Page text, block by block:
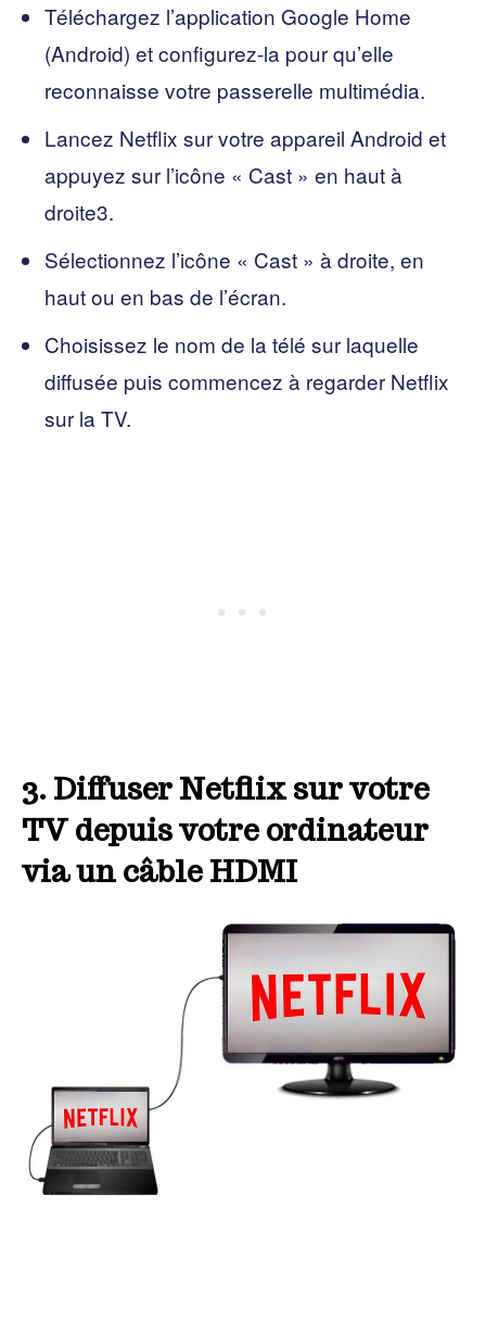
Téléchargez l’application Google Home
(Android) et configurez-la pour qu’elle
reconnaisse votre passerelle multimédia.
Lancez Netflix sur votre appareil Android et
appuyez sur l’icône « Cast » en haut à
droite3.
Sélectionnez l’icône « Cast » à droite, en
haut ou en bas de l’écran.
Choisissez le nom de la télé sur laquelle
diffusée puis commencez à regarder Netflix
sur la TV.
3. Diffuser Netflix sur votre
TV depuis votre ordinateur
via un câble HDMI